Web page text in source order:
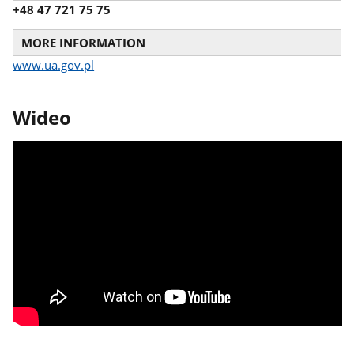
+48 47 721 75 75
MORE INFORMATION
www.ua.gov.pl
Wideo